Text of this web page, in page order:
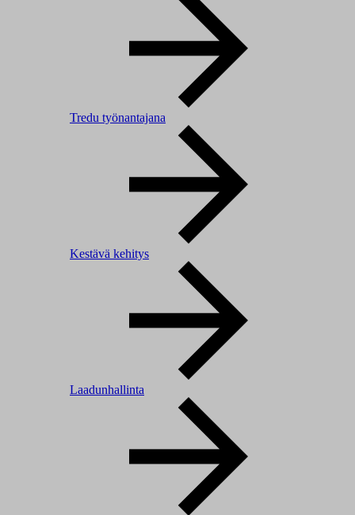
Tredu työnantajana
Kestävä kehitys
Laadunhallinta